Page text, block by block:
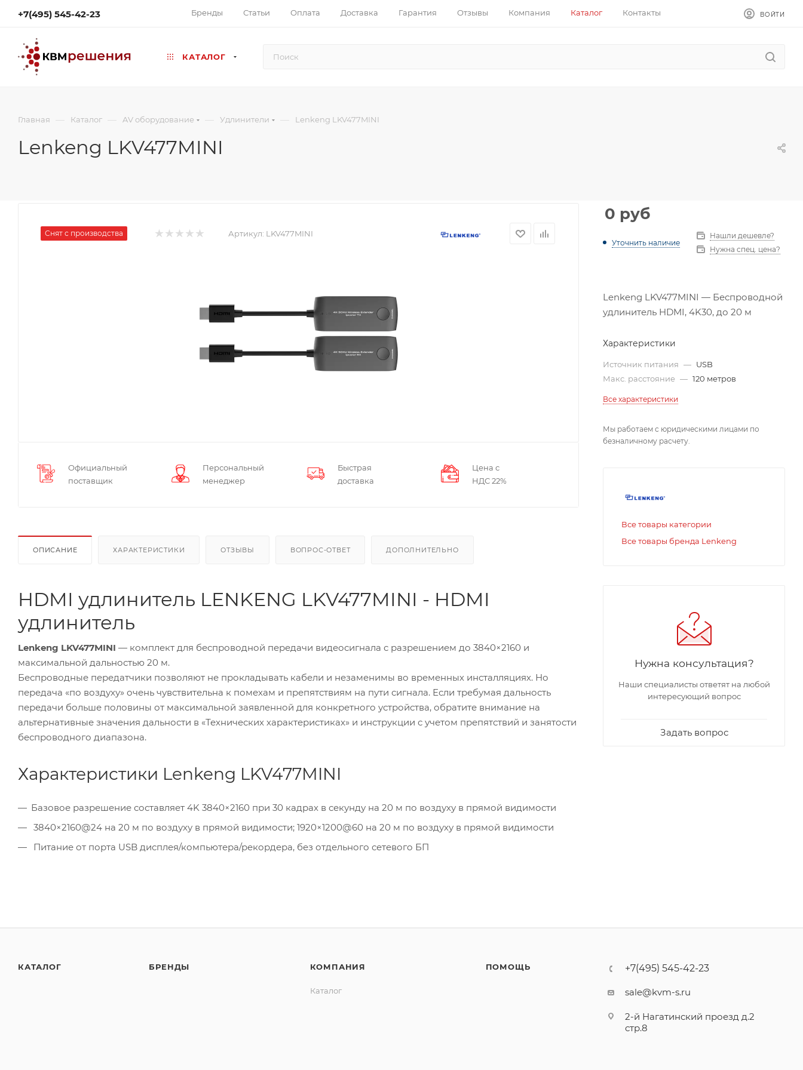
+7(495) 545-42-23 Бренды Статьи Оплата Доставка Гарантия Отзывы Компания Каталог Контакты ВОЙТИ
КАТАЛОГ
Главная — Каталог — AV оборудование — Удлинители — Lenkeng LKV477MINI
Lenkeng LKV477MINI
Снят с производства Артикул: LKV477MINI
Официальный
поставщик
Персональный
менеджер
Быстрая
доставка
Цена с
НДС 22%
ОПИСАНИЕ ХАРАКТЕРИСТИКИ ОТЗЫВЫ ВОПРОС-ОТВЕТ ДОПОЛНИТЕЛЬНО
HDMI удлинитель LENKENG LKV477MINI - HDMI
удлинитель
Lenkeng LKV477MINI — комплект для беспроводной передачи видеосигнала с разрешением до 3840×2160 и
максимальной дальностью 20 м.
Беспроводные передатчики позволяют не прокладывать кабели и незаменимы во временных инсталляциях. Но
передача «по воздуху» очень чувствительна к помехам и препятствиям на пути сигнала. Если требумая дальность
передачи больше половины от максимальной заявленной для конкретного устройства, обратите внимание на
альтернативные значения дальности в «Технических характеристиках» и инструкции с учетом препятствий и занятости
беспроводного диапазона.
Характеристики Lenkeng LKV477MINI
Базовое разрешение составляет 4K 3840×2160 при 30 кадрах в секунду на 20 м по воздуху в прямой видимости
3840×2160@24 на 20 м по воздуху в прямой видимости; 1920×1200@60 на 20 м по воздуху в прямой видимости
Питание от порта USB дисплея/компьютера/рекордера, без отдельного сетевого БП
0 руб
Уточнить наличие
Нашли дешевле?
Нужна спец. цена?
Lenkeng LKV477MINI — Беспроводной
удлинитель HDMI, 4K30, до 20 м
Характеристики
Источник питания — USB
Макс. расстояние — 120 метров
Все характеристики
Мы работаем с юридическими лицами по
безналичному расчету.
Все товары категории
Все товары бренда Lenkeng
Нужна консультация?
Наши специалисты ответят на любой
интересующий вопрос
Задать вопрос
КАТАЛОГ БРЕНДЫ КОМПАНИЯ
Каталог
ПОМОЩЬ +7(495) 545-42-23
sale@kvm-s.ru
2-й Нагатинский проезд д.2
стр.8